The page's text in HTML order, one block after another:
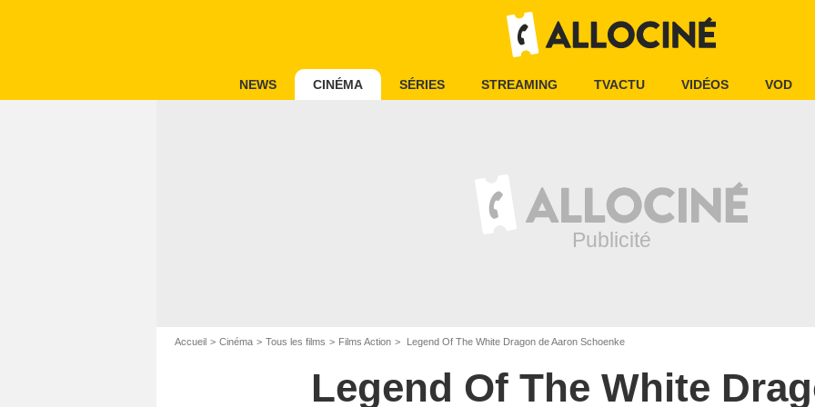
NEWS CINÉMA SÉRIES STREAMING TVACTU VIDÉOS VOD
Accueil Cinéma Tous les films Films Action Legend Of The White Dragon de Aaron Schoenke
Legend Of The White